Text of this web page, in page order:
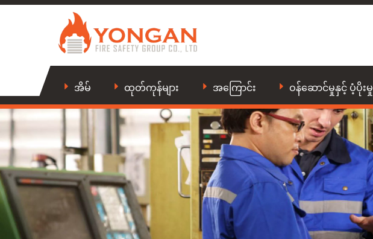
အိမ် ထုတ်ကုန်များ အကြောင်း ဝန်ဆောင်မှုနှင့် ပံ့ပိုးမှု